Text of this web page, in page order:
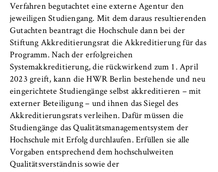
Verfahren begutachtet eine externe Agentur den
jeweiligen Studiengang. Mit dem daraus resultierenden
Gutachten beantragt die Hochschule dann bei der
Stiftung Akkreditierungsrat die Akkreditierung für das
Programm. Nach der erfolgreichen
Systemakkreditierung, die rückwirkend zum 1. April
2023 greift, kann die HWR Berlin bestehende und neu
eingerichtete Studiengänge selbst akkreditieren – mit
externer Beteiligung – und ihnen das Siegel des
Akkreditierungsrats verleihen. Dafür müssen die
Studiengänge das Qualitätsmanagementsystem der
Hochschule mit Erfolg durchlaufen. Erfüllen sie alle
Vorgaben entsprechend dem hochschulweiten
Qualitätsverständnis sowie der
connected-devices
Anbieter:
Google Ireland Limited
Zweck:
Erlaubt das Anzeigen und Abspielen von
eingebetteten YouTube-Videos, wobei Daten
an Google übertragen und Cookies gesetzt
werden.
Cookie Laufzeit:
bis zu 2 Jahre